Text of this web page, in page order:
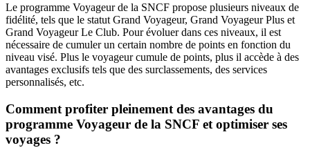
Le programme Voyageur de la SNCF propose plusieurs niveaux de
fidélité, tels que le statut Grand Voyageur, Grand Voyageur Plus et
Grand Voyageur Le Club. Pour évoluer dans ces niveaux, il est
nécessaire de cumuler un certain nombre de points en fonction du
niveau visé. Plus le voyageur cumule de points, plus il accède à des
avantages exclusifs tels que des surclassements, des services
personnalisés, etc.
Comment profiter pleinement des avantages du
programme Voyageur de la SNCF et optimiser ses
voyages ?